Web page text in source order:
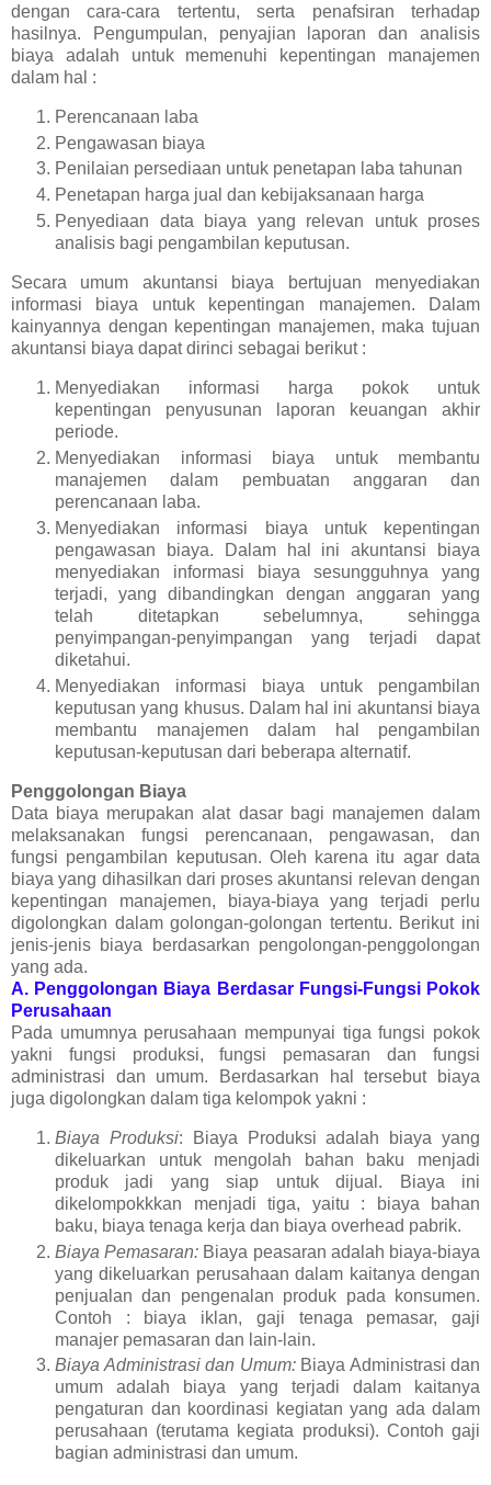
dengan cara-cara tertentu, serta penafsiran terhadap
hasilnya. Pengumpulan, penyajian laporan dan analisis
biaya adalah untuk memenuhi kepentingan manajemen
dalam hal :
Perencanaan laba
Pengawasan biaya
Penilaian persediaan untuk penetapan laba tahunan
Penetapan harga jual dan kebijaksanaan harga
Penyediaan data biaya yang relevan untuk proses
analisis bagi pengambilan keputusan.
Secara umum akuntansi biaya bertujuan menyediakan
informasi biaya untuk kepentingan manajemen. Dalam
kainyannya dengan kepentingan manajemen, maka tujuan
akuntansi biaya dapat dirinci sebagai berikut :
Menyediakan informasi harga pokok untuk
kepentingan penyusunan laporan keuangan akhir
periode.
Menyediakan informasi biaya untuk membantu
manajemen dalam pembuatan anggaran dan
perencanaan laba.
Menyediakan informasi biaya untuk kepentingan
pengawasan biaya. Dalam hal ini akuntansi biaya
menyediakan informasi biaya sesungguhnya yang
terjadi, yang dibandingkan dengan anggaran yang
telah ditetapkan sebelumnya, sehingga
penyimpangan-penyimpangan yang terjadi dapat
diketahui.
Menyediakan informasi biaya untuk pengambilan
keputusan yang khusus. Dalam hal ini akuntansi biaya
membantu manajemen dalam hal pengambilan
keputusan-keputusan dari beberapa alternatif.
Penggolongan Biaya
Data biaya merupakan alat dasar bagi manajemen dalam
melaksanakan fungsi perencanaan, pengawasan, dan
fungsi pengambilan keputusan. Oleh karena itu agar data
biaya yang dihasilkan dari proses akuntansi relevan dengan
kepentingan manajemen, biaya-biaya yang terjadi perlu
digolongkan dalam golongan-golongan tertentu. Berikut ini
jenis-jenis biaya berdasarkan pengolongan-penggolongan
yang ada.
A. Penggolongan Biaya Berdasar Fungsi-Fungsi Pokok
Perusahaan
Pada umumnya perusahaan mempunyai tiga fungsi pokok
yakni fungsi produksi, fungsi pemasaran dan fungsi
administrasi dan umum. Berdasarkan hal tersebut biaya
juga digolongkan dalam tiga kelompok yakni :
Biaya Produksi: Biaya Produksi adalah biaya yang
dikeluarkan untuk mengolah bahan baku menjadi
produk jadi yang siap untuk dijual. Biaya ini
dikelompokkkan menjadi tiga, yaitu : biaya bahan
baku, biaya tenaga kerja dan biaya overhead pabrik.
Biaya Pemasaran: Biaya peasaran adalah biaya-biaya
yang dikeluarkan perusahaan dalam kaitanya dengan
penjualan dan pengenalan produk pada konsumen.
Contoh : biaya iklan, gaji tenaga pemasar, gaji
manajer pemasaran dan lain-lain.
Biaya Administrasi dan Umum:Biaya Administrasi dan
umum adalah biaya yang terjadi dalam kaitanya
pengaturan dan koordinasi kegiatan yang ada dalam
perusahaan (terutama kegiata produksi). Contoh gaji
bagian administrasi dan umum.